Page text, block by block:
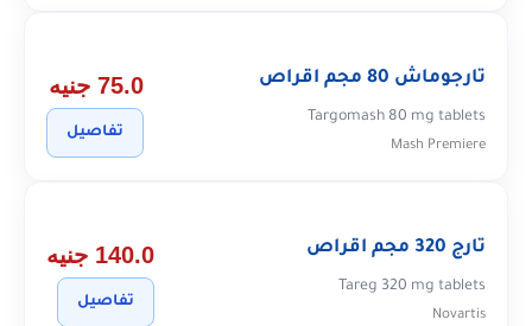
تارجوماش 80 مجم اقراص
Targomash 80 mg tablets
Mash Premiere
75.0 جنيه
تفاصيل
تارج 320 مجم اقراص
Tareg 320 mg tablets
Novartis
140.0 جنيه
تفاصيل